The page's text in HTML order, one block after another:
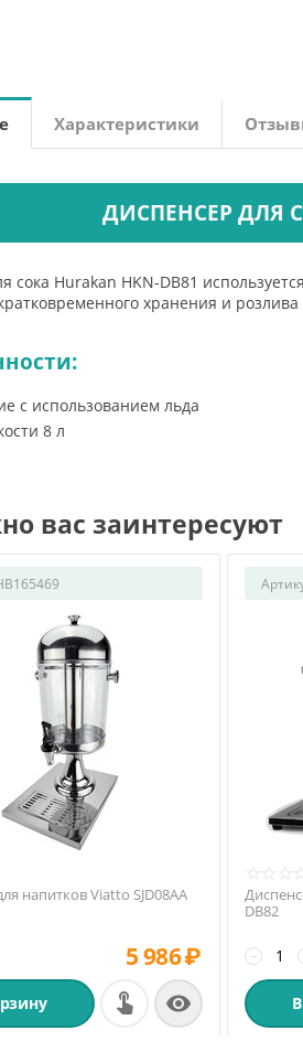
Характеристики
ДИСПЕНСЕР ДЛЯ
сока Hurakan HKN-DB81
хранения и
с использованием льда
8 л
вас заинтересуют
напитков Viatto SJD08AA
5 986₽

DB82
−